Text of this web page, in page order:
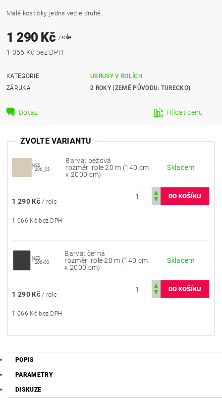
Malé kostičky, jedna vedle druhé.
1 290 Kč / role
1 066 Kč bez DPH
KATEGORIE
UBRUSY V ROLÍCH
ZÁRUKA
2 ROKY (ZEMĚ PŮVODU: TURECKO)
Dotaz Hlídat cenu
ZVOLTE VARIANTU
NES
1206_05
Barva: béžová
rozměr: role 20 m (140 cm
x 2000 cm)
Skladem
1 290 Kč / role
1 066 Kč bez DPH
NES
1206-03
Barva: černá
rozměr: role 20 m (140 cm
x 2000 cm)
Skladem
1 290 Kč / role
1 066 Kč bez DPH
POPIS
PARAMETRY
DISKUZE